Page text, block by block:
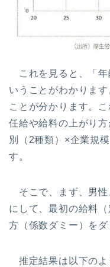
これを見ると、「年
いうことがわかりま
ことが分かります。
任給や給料の上がり
別（2種類）×企業規
す。
そこで、まず、男性
にして、最初の給料
方（係数ダミー）をダ
推定結果は以下のよ